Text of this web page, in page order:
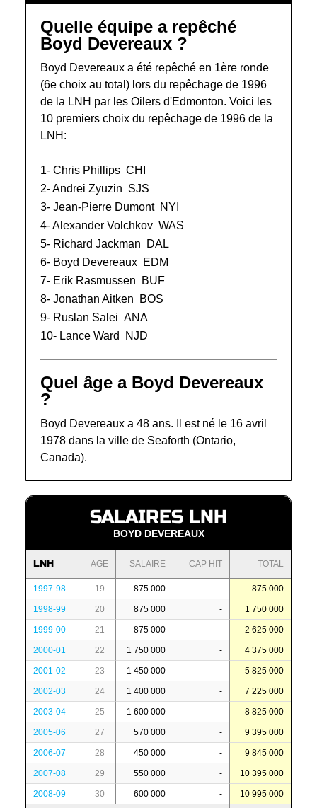
Quelle équipe a repêché
Boyd Devereaux ?
Boyd Devereaux a été repêché en 1ère ronde
(6e choix au total) lors du repêchage de 1996
de la LNH par les Oilers d'Edmonton. Voici les
10 premiers choix du repêchage de 1996 de la
LNH:
1- Chris Phillips CHI
2-Andrei Zyuzin SJS
3- Jean-Pierre Dumont NYI
4-Alexander Volchkov WAS
5- Richard Jackman
DAL
6- Boyd Devereaux EDM
7- Erik Rasmussen
BUF
8- Jonathan Aitken
BOS
9- Ruslan Salei ANA
10- Lance Ward NJD
Quel âge a Boyd Devereaux
?
Boyd Devereaux a 48 ans. Il est né le 16 avril
1978 dans la ville de Seaforth (Ontario,
Canada).
SALAIRES LNH
BOYD DEVEREAUX
LNH AGE SALAIRE CAP HIT TOTAL
1997-98 19 875 000 - 875 000
1998-99 20 875 000 - 1 750 000
1999-00 21 875 000 - 2 625 000
2000-01 22 1 750 000 - 4 375 000
2001-02 23 1 450 000 - 5 825 000
2002-03 24 1 400 000 - 7 225 000
2003-04 25 1 600 000 - 8 825 000
2005-06 27 570 000 - 9 395 000
2006-07 28 450 000 - 9 845 000
2007-08 29 550 000 - 10 395 000
2008-09 30 600 000 - 10 995 000